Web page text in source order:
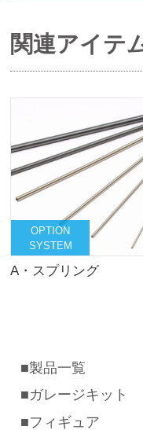
関連アイテ
OPTION
SYSTEM
A・スプリング
製品一覧
ガレージキット
フィギュア